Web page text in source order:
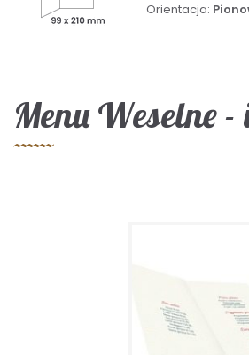
Orientacja:
Menu Weselne -